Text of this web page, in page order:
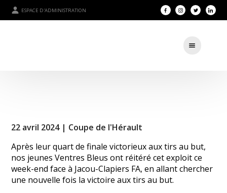
ESPACE D'ADMINISTRATION
22 avril 2024 | Coupe de l'Hérault
Après leur quart de finale victorieux aux tirs au but,
nos jeunes Ventres Bleus ont réitéré cet exploit ce
week-end face à Jacou-Clapiers FA, en allant chercher
une nouvelle fois la victoire aux tirs au but.